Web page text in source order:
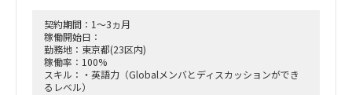
勤務時間は9:00-18:00を基本とする
契約期間：1～3ヵ月
稼働開始日：
勤務地：東京都(23区内)
稼働率：100%
スキル：・英語力（Globalメンバとディスカッションができ
るレベル）